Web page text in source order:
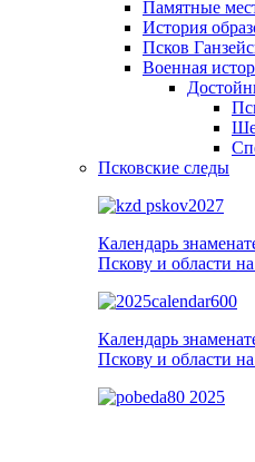
Памятные
История
Псков
Военная
Псковские следы
Календарь
Пскову и области
Календарь
Пскову и области